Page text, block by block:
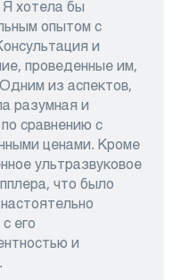
хотела бы
опытом с
и
проведенные им,
из аспектов,
разумная и
сравнению с
ценами. Кроме
ультразвуковое
что было
его
и